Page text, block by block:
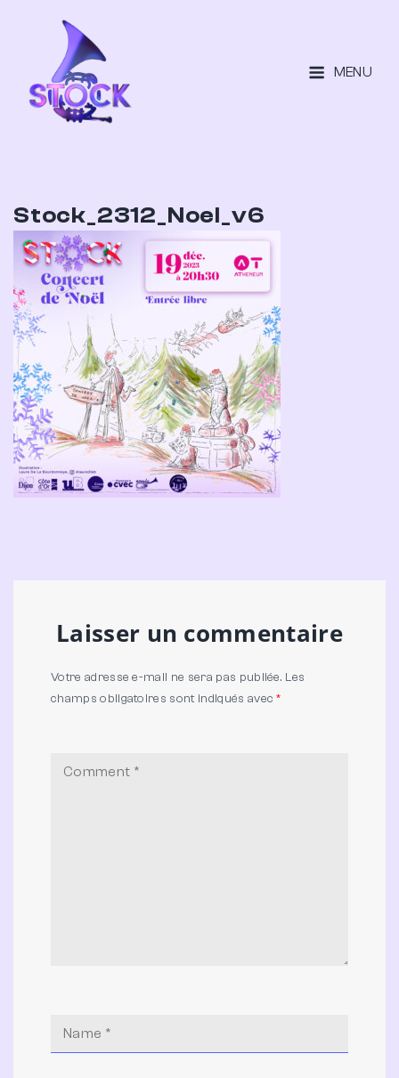
MENU
Stock_2312_Noel_v6
Laisser un commentaire
Votre adresse e-mail ne sera pas publiée. Les
champs obligatoires sont indiqués avec*